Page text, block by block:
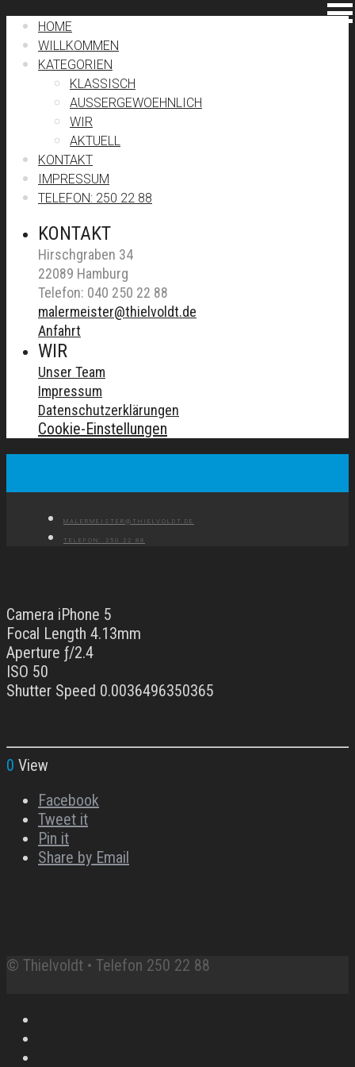
HOME
WILLKOMMEN
KATEGORIEN
KLASSISCH
AUSSERGEWOEHNLICH
WIR
AKTUELL
KONTAKT
IMPRESSUM
TELEFON: 250 22 88
KONTAKT
Hirschgraben 34
22089 Hamburg
Telefon: 040 250 22 88
malermeister@thielvoldt.de
Anfahrt
WIR
Unser Team
Impressum
Datenschutzerklärungen
Cookie-Einstellungen
MALERMEISTER@THIELVOLDT.DE
TELEFON: 250 22 88
Camera iPhone 5
Focal Length 4.13mm
Aperture ƒ/2.4
ISO 50
Shutter Speed 0.0036496350365
0 View
Facebook
Tweet it
Pin it
Share by Email
© Thielvoldt • Telefon 250 22 88